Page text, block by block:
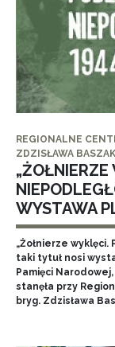
REGIONALNE
ZDZISŁAWA
„ŻOŁNIERZE
WYSTAWA
„Żołnierze
taki tytuł nosi
Pamięci
stanęła przy
bryg. Zdzisława